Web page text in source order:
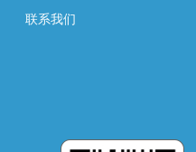
联系我们